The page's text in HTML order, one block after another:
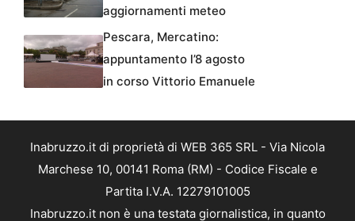
aggiornamenti meteo
Pescara, Mercatino:
appuntamento l’8 agosto
in corso Vittorio Emanuele
Inabruzzo.it di proprietà di WEB 365 SRL - Via Nicola
Marchese 10, 00141 Roma (RM) - Codice Fiscale e
Partita I.V.A. 12279101005
Inabruzzo.it non è una testata giornalistica, in quanto